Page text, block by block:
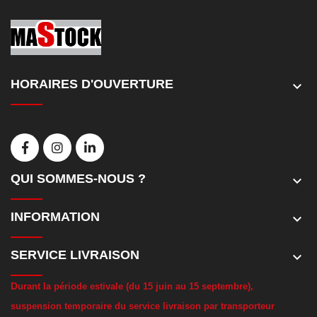
HORAIRES D'OUVERTURE keyboard_arrow_down
QUI SOMMES-NOUS ? keyboard_arrow_down
INFORMATION keyboard_arrow_down
SERVICE LIVRAISON keyboard_arrow_down
Durant la période estivale (du 15 juin au 15 septembre),
suspension temporaire du service livraison par transporteur